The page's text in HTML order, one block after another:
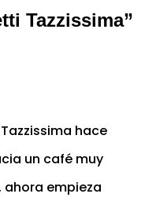
Tazzissima”
hace
un café muy
empieza